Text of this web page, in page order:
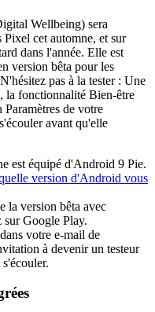
Wellbeing) sera
cet automne, et sur
dans l'année. Elle est
version bêta pour les
pas à la tester : Une
la fonctionnalité Bien-être
de votre
avant qu'elle
est équipé d'Android 9 Pie.
version d'Android vous
la version bêta avec
sur Google Play.
votre e-mail de
à devenir un testeur